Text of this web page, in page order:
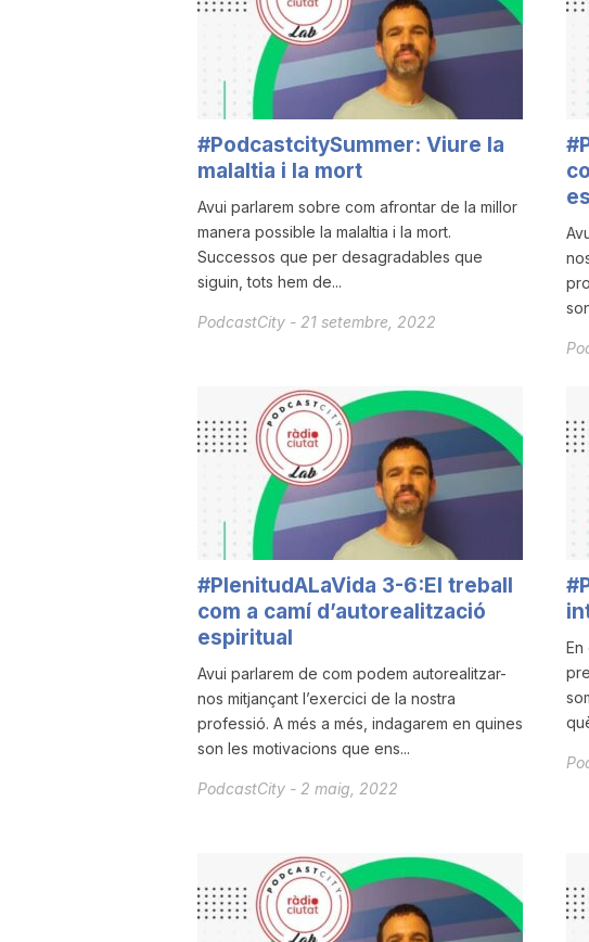
t
t
d
a
r
g
o
n
a
#PodcastcitySummer: Viure la
malaltia i la mort
Avui parlarem sobre com afrontar de la millor
manera possible la malaltia i la mort.
Successos que per desagradables que
siguin, tots hem de...
PodcastCity - 21 setembre, 2022
#PlenitudALaVida 3-6:El treball
com a camí d’autorealització
espiritual
Avui parlarem de com podem autorealitzar-
nos mitjançant l’exercici de la nostra
professió. A més a més, indagarem en quines
son les motivacions que ens...
PodcastCity - 2 maig, 2022
En